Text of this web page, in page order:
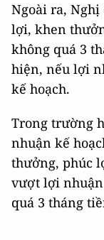
Ngoài ra,
lợi, khen
không quá 3
hiện, nếu lợi
kế hoạch.
Trong trường
nhuận kế
thưởng, phúc
vượt lợi
quá 3 tháng